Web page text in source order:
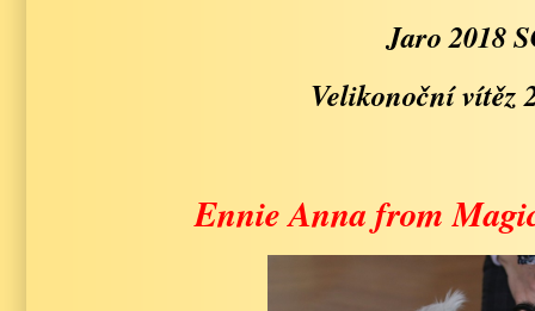
Jaro 2018
Velikonoční vítěz
Ennie Anna from